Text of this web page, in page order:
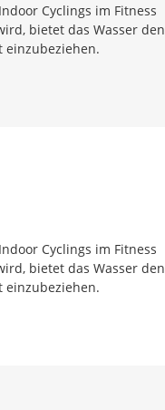
Cyclings im Fitness
bietet das Wasser den
einzubeziehen.
Cyclings im Fitness
bietet das Wasser den
einzubeziehen.